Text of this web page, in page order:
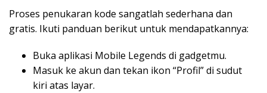
Proses penukaran kode sangatlah sederhana dan
gratis. Ikuti panduan berikut untuk mendapatkannya:
Buka aplikasi Mobile Legends di gadgetmu.
Masuk ke akun dan tekan ikon “Profil” di sudut
kiri atas layar.